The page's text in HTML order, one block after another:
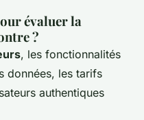
évaluer la
?
, les fonctionnalités
données, les tarifs
authentiques